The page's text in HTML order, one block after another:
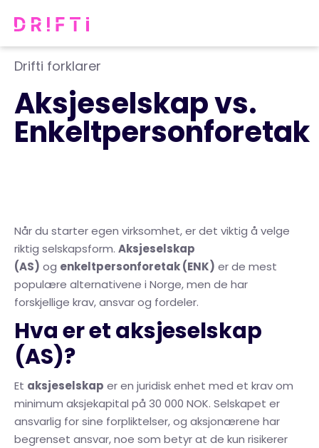
Drifti forklarer
Aksjeselskap vs.
Enkeltpersonforetak
Når du starter egen virksomhet, er det viktig å velge
riktig selskapsform. Aksjeselskap
(AS) og enkeltpersonforetak (ENK) er de mest
populære alternativene i Norge, men de har
forskjellige krav, ansvar og fordeler.
Hva er et aksjeselskap
(AS)?
Et aksjeselskap er en juridisk enhet med et krav om
minimum aksjekapital på 30 000 NOK. Selskapet er
ansvarlig for sine forpliktelser, og aksjonærene har
begrenset ansvar, noe som betyr at de kun risikerer